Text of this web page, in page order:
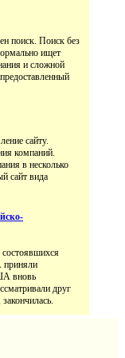
поиск. Поиск без
ищет
и сложной
сайту.
компаний.
в несколько
сайт вида
приняли
вновь
друг